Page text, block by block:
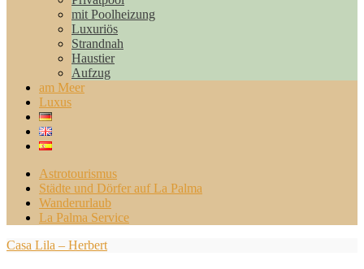
mit Poolheizung
Luxuriös
Strandnah
Haustier
Aufzug
am Meer
Luxus
Astrotourismus
Städte und Dörfer auf La Palma
Wanderurlaub
La Palma Service
Casa Lila – Herbert